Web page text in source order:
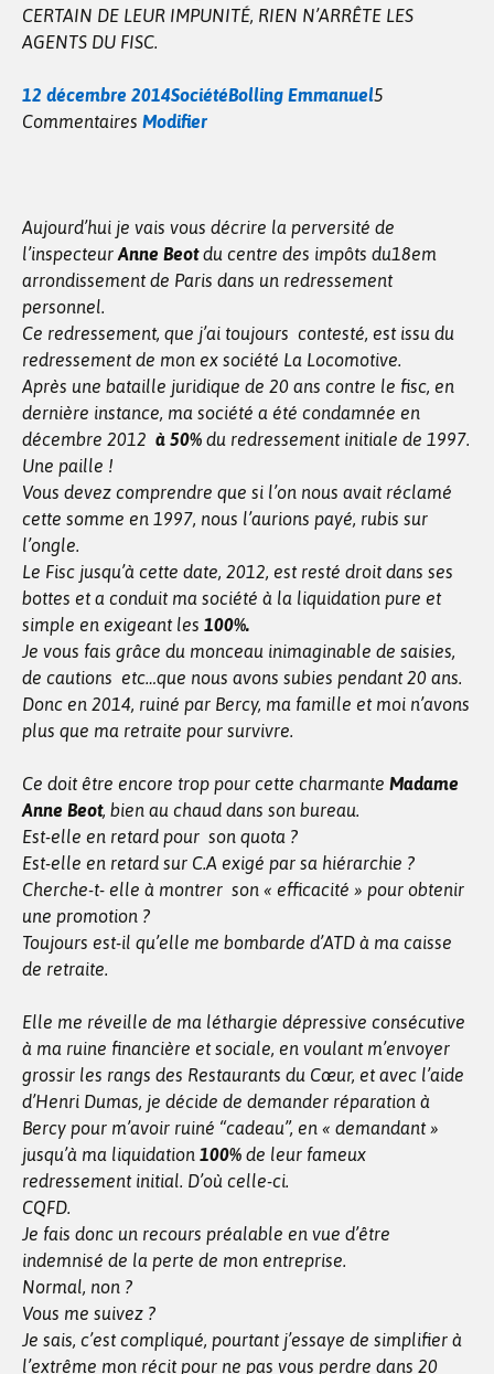
CERTAIN DE LEUR IMPUNITÉ, RIEN N’ARRÊTE LES
AGENTS DU FISC.
12 décembre 2014SociétéBolling Emmanuel5
Commentaires Modifier
Aujourd’hui je vais vous décrire la perversité de
l’inspecteur Anne Beotdu centre des impôts du18em
arrondissement de Paris dans un redressement
personnel.
Ce redressement, que j’ai toujours contesté, est issu du
redressement de mon ex société La Locomotive.
Après une bataille juridique de 20 ans contre le fisc, en
dernière instance, ma société a été condamnée en
décembre 2012 à 50% du redressement initiale de 1997.
Une paille !
Vous devez comprendre que si l’on nous avait réclamé
cette somme en 1997, nous l’aurions payé, rubis sur
l’ongle.
Le Fisc jusqu’à cette date, 2012, est resté droit dans ses
bottes et a conduit ma société à la liquidation pure et
simple en exigeant les 100%.
Je vous fais grâce du monceau inimaginable de saisies,
de cautions etc…que nous avons subies pendant 20 ans.
Donc en 2014, ruiné par Bercy, ma famille et moi n’avons
plus que ma retraite pour survivre.
Ce doit être encore trop pour cette charmante Madame
Anne Beot, bien au chaud dans son bureau.
Est-elle en retard pour son quota ?
Est-elle en retard sur C.A exigé par sa hiérarchie ?
Cherche-t- elle à montrer son « efficacité » pour obtenir
une promotion ?
Toujours est-il qu’elle me bombarde d’ATD à ma caisse
de retraite.
Elle me réveille de ma léthargie dépressive consécutive
à ma ruine financière et sociale, en voulant m’envoyer
grossir les rangs des Restaurants du Cœur, et avec l’aide
d’Henri Dumas, je décide de demander réparation à
Bercy pour m’avoir ruiné “cadeau”, en « demandant »
jusqu’à ma liquidation 100% de leur fameux
redressement initial. D’où celle-ci.
CQFD.
Je fais donc un recours préalable en vue d’être
indemnisé de la perte de mon entreprise.
Normal, non ?
Vous me suivez ?
Je sais, c’est compliqué, pourtant j’essaye de simplifier à
l’extrême mon récit pour ne pas vous perdre dans 20